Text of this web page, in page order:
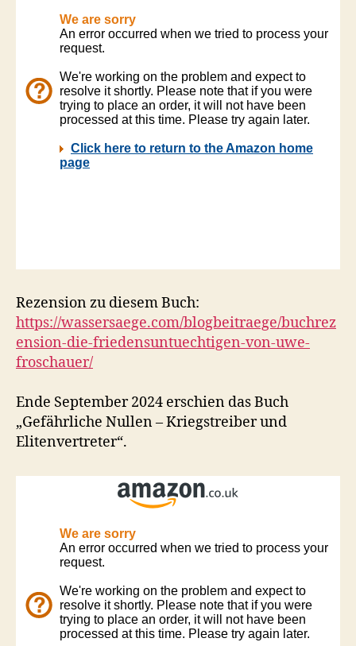
Rezension zu diesem Buch:
https://wassersaege.com/blogbeitraege/buchrez
ension-die-friedensuntuechtigen-von-uwe-
froschauer/
Ende September 2024 erschien das Buch
„Gefährliche Nullen – Kriegstreiber und
Elitenvertreter“.